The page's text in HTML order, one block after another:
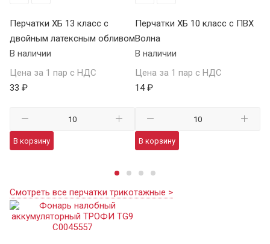
Перчатки ХБ 13 класс с
двойным латексным обливом
В наличии
Цена за 1 пар с НДС
33 ₽
В корзину
Перчатки ХБ 10 класс с ПВХ
Волна
В наличии
Цена за 1 пар с НДС
14 ₽
В корзину
Смотреть все перчатки трикотажные >